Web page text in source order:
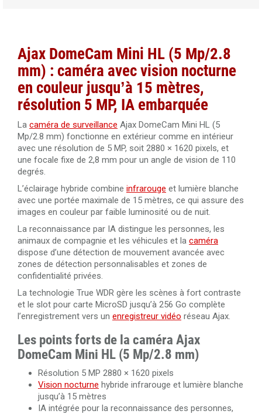
Câble RJ45 droit Cat.6 blindé F/UTP 40 mètres 100%
cuivre
Câble RJ45 droit Cat.6 blindé F/UTP 50 mètres 100%
cuivre
Câble RJ45 Cat.5 UTP 305 mètres Dahua PFM920I-5EUN
Câble RJ45 Cat.6 UTP 305 mètres LSZH Dahua PFM923I-
6UN-C
Câble RJ45 Cat. 6 UTP intérieur 305 mètres 100% cuivre
Dahua PFM920I-6UN-C/White
Ajax DomeCam Mini HL (5 Mp/2.8
mm) : caméra avec vision nocturne
en couleur jusqu’à 15 mètres,
résolution 5 MP, IA embarquée
La caméra de surveillance Ajax DomeCam Mini HL (5
Mp/2.8 mm) fonctionne en extérieur comme en intérieur
avec une résolution de 5 MP, soit 2880 × 1620 pixels, et
une focale fixe de 2,8 mm pour un angle de vision de 110
degrés.
L’éclairage hybride combine infrarouge et lumière blanche
avec une portée maximale de 15 mètres, ce qui assure des
images en couleur par faible luminosité ou de nuit.
La reconnaissance par IA distingue les personnes, les
animaux de compagnie et les véhicules et la caméra
dispose d’une détection de mouvement avancée avec
zones de détection personnalisables et zones de
confidentialité privées.
La technologie True WDR gère les scènes à fort contraste
et le slot pour carte MicroSD jusqu’à 256 Go complète
l’enregistrement vers un enregistreur vidéo réseau Ajax.
Les points forts de la caméra Ajax
DomeCam Mini HL (5 Mp/2.8 mm)
Résolution 5 MP 2880 × 1620 pixels
Vision nocturne hybride infrarouge et lumière blanche
jusqu’à 15 mètres
IA intégrée pour la reconnaissance des personnes,